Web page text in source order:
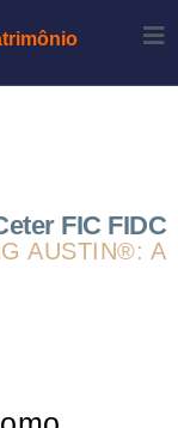
FIC FIDC
AUSTIN®: A